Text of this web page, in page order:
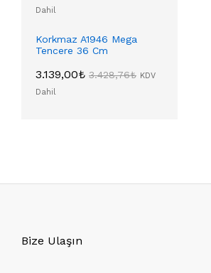
Dahil
Korkmaz A1946 Mega
Tencere 36 Cm
3.139,00₺ 3.428,76₺ KDV
Dahil
Bize Ulaşın